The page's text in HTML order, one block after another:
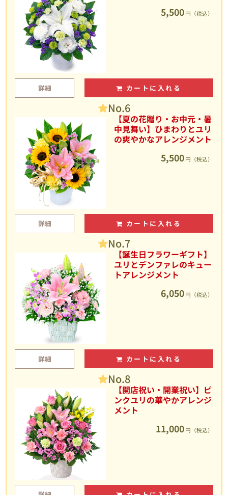
5,500 円（税込）
詳細 カートに入れる
No.6
【夏の花贈り・お中元・暑
中見舞い】ひまわりとユリ
の爽やかなアレンジメント
5,500 円（税込）
詳細 カートに入れる
No.7
【誕生日フラワーギフト】
ユリとデンファレのキュー
トアレンジメント
6,050 円（税込）
詳細 カートに入れる
No.8
【開店祝い・開業祝い】ピ
ンクユリの華やかアレンジ
メント
11,000 円（税込）